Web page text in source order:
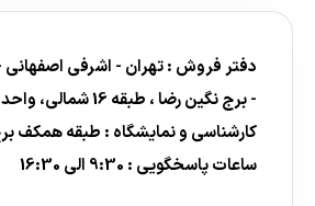
دفتر فروش : تهران - اشرفی اصفهانی
- برج نگین رضا ، طبقه 16 شمالی، واحد 1602
کارشناسی و نمایشگاه : طبقه همکف
ساعات پاسخگویی : 9:30 الی 16:30